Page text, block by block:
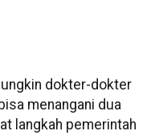
dokter-dokter
menangani dua
langkah pemerintah